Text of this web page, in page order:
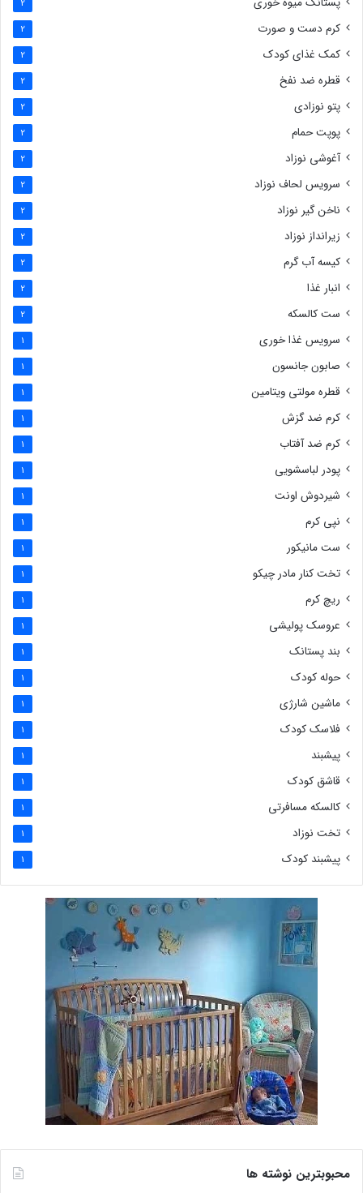
2
کرم دست و صورت 2
کمک غذای کودک 2
قطره ضد نفخ 2
پتو نوزادی 2
پوپت حمام 2
آغوشی نوزاد 2
سرویس لحاف نوزاد 2
ناخن گیر نوزاد 2
زیرانداز نوزاد 2
کیسه آب گرم 2
انبار غذا 2
ست کالسکه 2
سرویس غذا خوری 1
صابون جانسون 1
قطره مولتی ویتامین 1
کرم ضد گزش 1
کرم ضد آفتاب 1
پودر لباسشویی 1
شیردوش اونت 1
نپی کرم 1
ست مانیکور 1
تخت کنار مادر چیکو 1
ریچ کرم 1
عروسک پولیشی 1
بند پستانک 1
حوله کودک 1
ماشین شارژی 1
فلاسک کودک 1
پیشبند 1
قاشق کودک 1
کالسکه مسافرتی 1
تخت نوزاد 1
پیشبند کودک 1
محبوبترین نوشته ها